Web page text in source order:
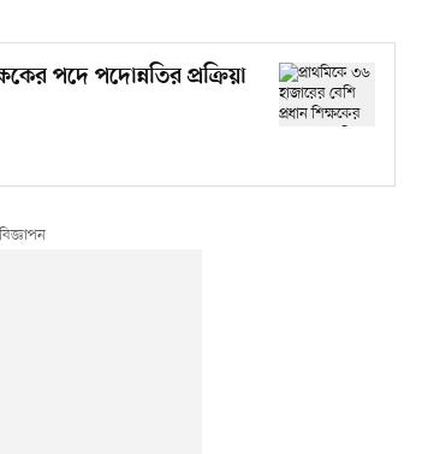
পদে পদোন্নতির প্রক্রিয়া